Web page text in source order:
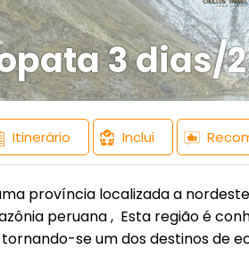
3 dias/
Itinerário Inclui
província localizada a
peruana , Esta região é
se um dos destinos de